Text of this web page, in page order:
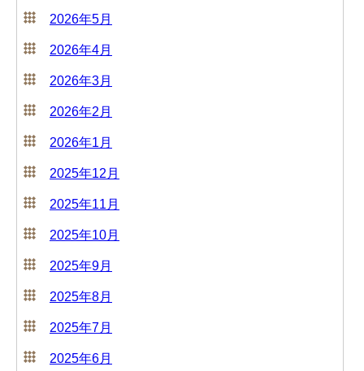
2026年5月
2026年4月
2026年3月
2026年2月
2026年1月
2025年12月
2025年11月
2025年10月
2025年9月
2025年8月
2025年7月
2025年6月